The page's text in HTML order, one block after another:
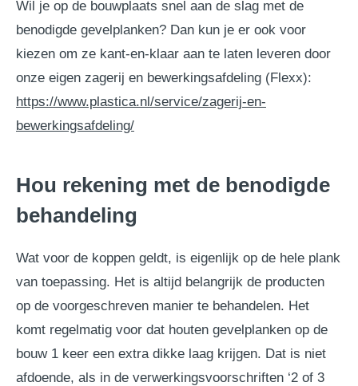
Wil je op de bouwplaats snel aan de slag met de
benodigde gevelplanken? Dan kun je er ook voor
kiezen om ze kant-en-klaar aan te laten leveren door
onze eigen zagerij en bewerkingsafdeling (Flexx):
https://www.plastica.nl/service/zagerij-en-
bewerkingsafdeling/
Hou rekening met de benodigde
behandeling
Wat voor de koppen geldt, is eigenlijk op de hele plank
van toepassing. Het is altijd belangrijk de producten
op de voorgeschreven manier te behandelen. Het
komt regelmatig voor dat houten gevelplanken op de
bouw 1 keer een extra dikke laag krijgen. Dat is niet
afdoende, als in de verwerkingsvoorschriften ‘2 of 3